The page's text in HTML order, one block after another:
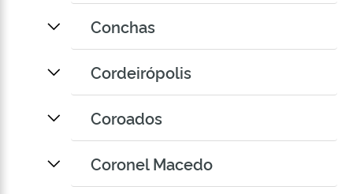
Conchas
Cordeirópolis
Coroados
Coronel Macedo